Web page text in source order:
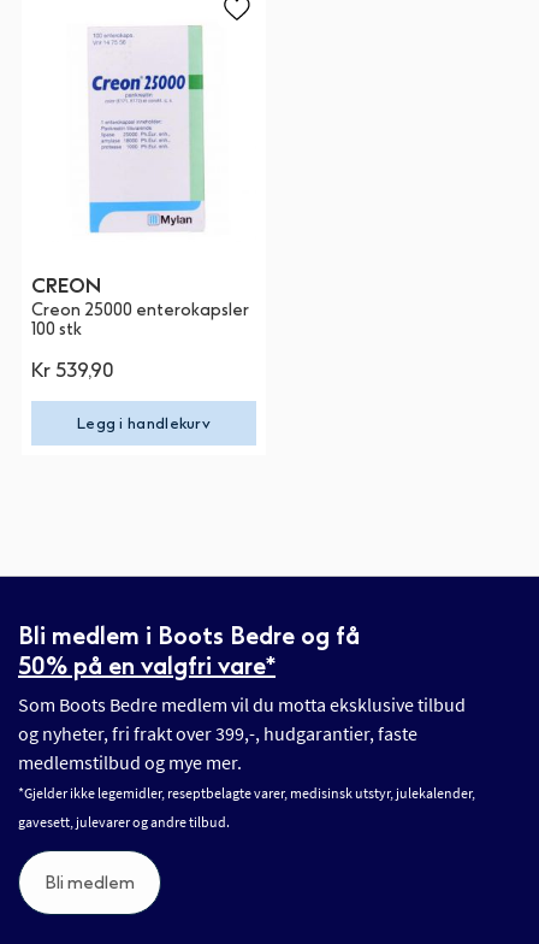
CREON
Creon 25000 enterokapsler
100 stk
Kr 539,90
Legg i handlekurv
Bli medlem i Boots Bedre og få
50% på en valgfri vare*
Som Boots Bedre medlem vil du motta eksklusive tilbud
og nyheter, fri frakt over 399,-, hudgarantier, faste
medlemstilbud og mye mer.
*Gjelder ikke legemidler, reseptbelagte varer, medisinsk utstyr, julekalender,
gavesett, julevarer og andre tilbud.
Bli medlem